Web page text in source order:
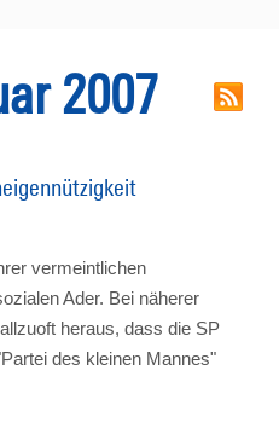
2007
vermeintlichen
Ader. Bei näherer
heraus, dass die SP
des kleinen Mannes"